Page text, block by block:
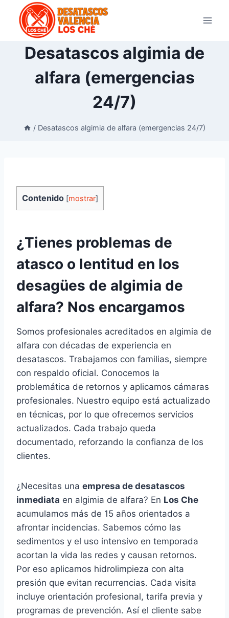
Saltar
contenido
Desatascos algimia de
alfara (emergencias
24/7)
/ Desatascos algimia de alfara (emergencias 24/7)
Contenido [mostrar]
¿Tienes problemas de
atasco o lentitud en los
desagües de algimia de
alfara? Nos encargamos
Somos profesionales acreditados en algimia de
alfara con décadas de experiencia en
desatascos. Trabajamos con familias, siempre
con respaldo oficial. Conocemos la
problemática de retornos y aplicamos cámaras
profesionales. Nuestro equipo está actualizado
en técnicas, por lo que ofrecemos servicios
actualizados. Cada trabajo queda
documentado, reforzando la confianza de los
clientes.
¿Necesitas una empresa de desatascos
inmediata en algimia de alfara? En Los Che
acumulamos más de 15 años orientados a
afrontar incidencias. Sabemos cómo las
sedimentos y el uso intensivo en temporada
acortan la vida las redes y causan retornos.
Por eso aplicamos hidrolimpieza con alta
presión que evitan recurrencias. Cada visita
incluye orientación profesional, tarifa previa y
programas de prevención. Así el cliente sabe